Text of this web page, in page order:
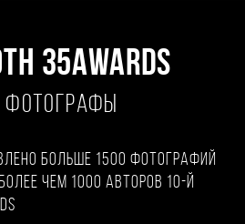
35AWARDS
ФОТОГРАФЫ
больше 1500 фотографий
чем 1000 авторов 10-й